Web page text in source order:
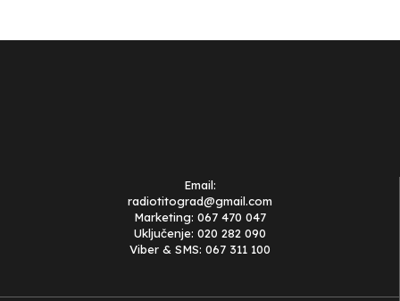
Email:
radiotitograd@gmail.com
Marketing: 067 470 047
Uključenje: 020 282 090
Viber & SMS: 067 311 100